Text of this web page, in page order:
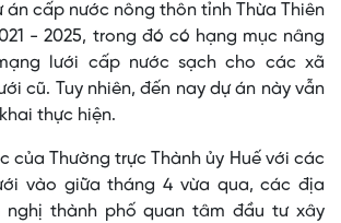
án cấp nước nông thôn tỉnh Thừa Thiên
- 2025, trong đó có hạng mục nâng
lưới cấp nước sạch cho các xã
cũ. Tuy nhiên, đến nay dự án này vẫn
thực hiện.
của Thường trực Thành ủy Huế với các
vào giữa tháng 4 vừa qua, các địa
nghị thành phố quan tâm đầu tư xây